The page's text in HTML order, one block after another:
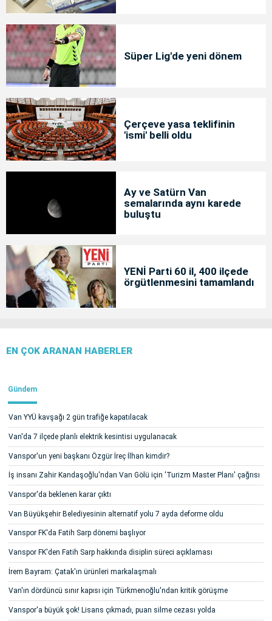
Süper Lig'de yeni dönem
Çerçeve yasa teklifinin
'ismi' belli oldu
Ay ve Satürn Van
semalarında aynı karede
buluştu
YENİ Parti 60 il, 400 ilçede
örgütlenmesini tamamlandı
EN ÇOK ARANAN HABERLER
Gündem
Van YYÜ kavşağı 2 gün trafiğe kapatılacak
Van'da 7 ilçede planlı elektrik kesintisi uygulanacak
Vanspor'un yeni başkanı Özgür İreç İlhan kimdir?
İş insanı Zahir Kandaşoğlu'ndan Van Gölü için 'Turizm Master Planı' çağrısı
Vanspor'da beklenen karar çıktı
Van Büyükşehir Belediyesinin alternatif yolu 7 ayda deforme oldu
Vanspor FK'da Fatih Sarp dönemi başlıyor
Vanspor FK'den Fatih Sarp hakkında disiplin süreci açıklaması
İrem Bayram: Çatak'ın ürünleri markalaşmalı
Van'ın dördüncü sınır kapısı için Türkmenoğlu'ndan kritik görüşme
Vanspor'a büyük şok! Lisans çıkmadı, puan silme cezası yolda